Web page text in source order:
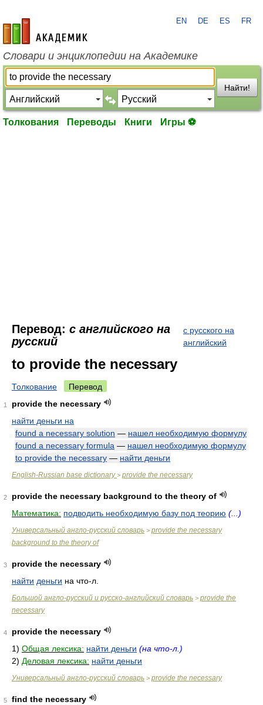
academic.ru
EN DE ES FR
Словари и энциклопедии на Академике
Найти!
Толкования Переводы Книги Игры ⚽
Перевод: с английского на
русский
с русского на
английский
to provide the necessary
Толкование Перевод
1
provide the necessary
найти деньги на
found a necessary solution — нашел необходимую формулу
found a necessary formula — нашел необходимую формулу
to provide the necessary — найти деньги
English-Russian base dictionary> provide the necessary
2
provide the necessary background to the theory of
Математика: подводить необходимую базу под теорию (...)
Универсальный англо-русский словарь > provide the necessary
background to the theory of
3
provide the necessary
найти деньги на что-л.
Большой англо-русский и русско-английский словарь > provide the
necessary
4
provide the necessary
1) Общая лексика: найти деньги (на что-л.)
2) Деловая лексика: найти деньги
Универсальный англо-русский словарь > provide the necessary
5
find the necessary